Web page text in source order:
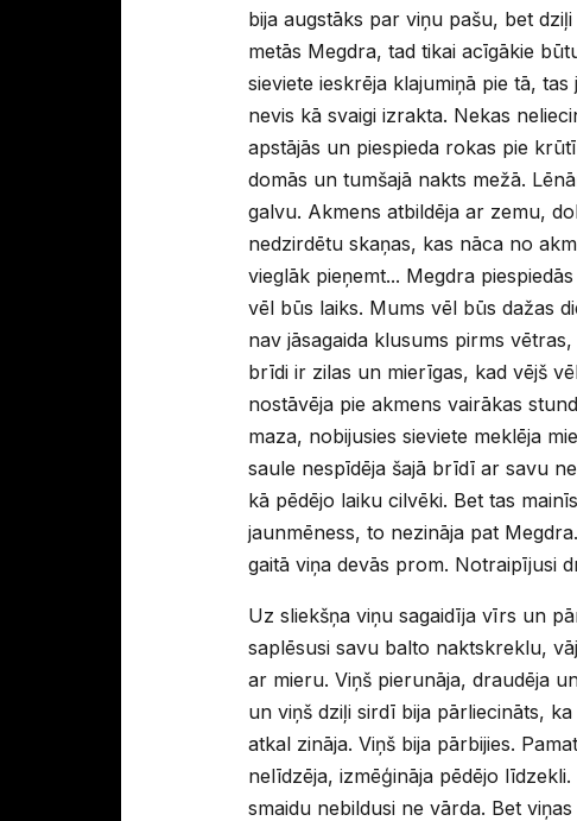
bija augstāks par viņu pašu, bet
metās Megdra, tad tikai acīgākie
sieviete ieskrēja klajumiņā pie tā,
nevis kā svaigi izrakta. Nekas
apstājās un piespieda rokas pie
domās un tumšajā nakts mežā.
galvu. Akmens atbildēja ar zemu,
nedzirdētu skaņas, kas nāca no
vieglāk pieņemt... Megdra
vēl būs laiks. Mums vēl būs dažas
nav jāsagaida klusums pirms
brīdi ir zilas un mierīgas, kad vējš
nostāvēja pie akmens vairākas
maza, nobijusies sieviete meklēja
saule nespīdēja šajā brīdī ar savu
kā pēdējo laiku cilvēki. Bet tas
jaunmēness, to nezināja pat
gaitā viņa devās prom. Notraipījusi
Uz sliekšņa viņu sagaidīja vīrs un
saplēsusi savu balto naktskreklu,
ar mieru. Viņš pierunāja, draudēja
un viņš dziļi sirdī bija pārliecināts,
atkal zināja. Viņš bija pārbijies.
nelīdzēja, izmēģināja pēdējo
smaidu nebildusi ne vārda. Bet